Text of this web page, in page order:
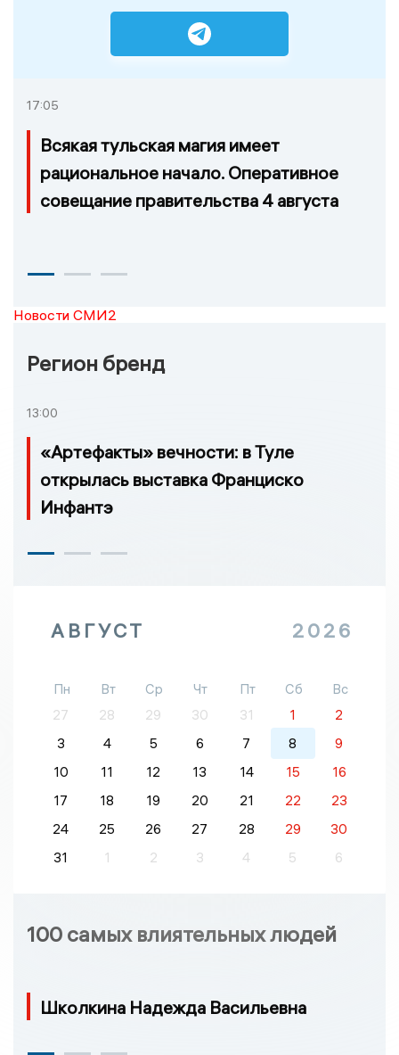
17:05
Всякая тульская магия имеет
рациональное начало. Оперативное
совещание правительства 4 августа
Новости СМИ2
Регион бренд
13:00
«Артефакты» вечности: в Туле
открылась выставка Франциско
Инфантэ
АВГУСТ 2026
Пн Вт Ср Чт Пт Сб
Вс
27
28 29 30 31 1
2
3
4 5 6 7 8
9
10
11 12 13 14 15
16
17
18 19 20 21 22
23
24
25 26 27 28 29
30
31
1 2 3 4 5 6
100 самых влиятельных людей
Школкина Надежда Васильевна